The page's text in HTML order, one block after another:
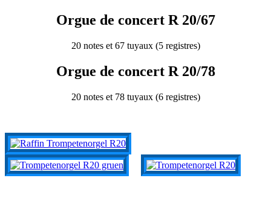
Orgue de concert R 20/67
20 notes et 67 tuyaux (5 registres)
Orgue de concert R 20/78
20 notes et 78 tuyaux (6 registres)